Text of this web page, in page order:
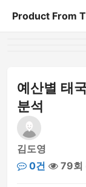
Product From
예산별 태
분석
김도영
0건
79회